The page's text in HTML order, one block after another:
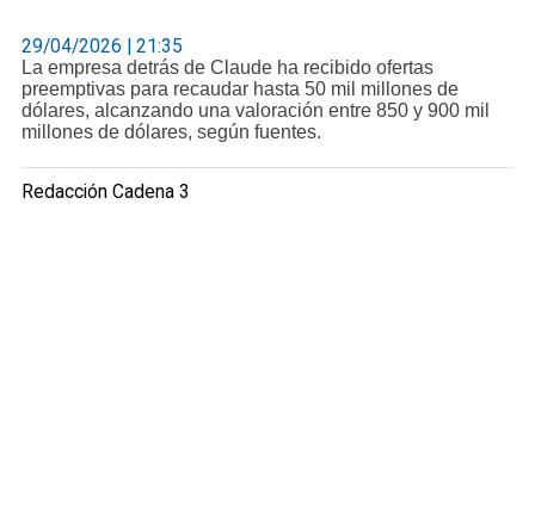
29/04/2026 | 21:35
La empresa detrás de Claude ha recibido ofertas
preemptivas para recaudar hasta 50 mil millones de
dólares, alcanzando una valoración entre 850 y 900 mil
millones de dólares, según fuentes.
Redacción Cadena 3